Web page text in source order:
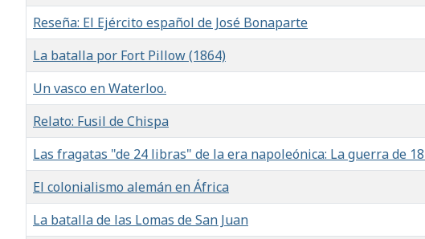
Reseña: El Ejército español de José Bonaparte
La batalla por Fort Pillow (1864)
Un vasco en Waterloo.
Relato: Fusil de Chispa
Las fragatas "de 24 libras" de la era napoleónica: La guerra de
El colonialismo alemán en África
La batalla de las Lomas de San Juan